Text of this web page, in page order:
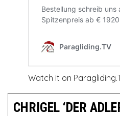
Watch it on
CHRIGEL ‘DER